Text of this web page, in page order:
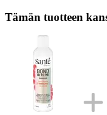
Tämän tuotteen